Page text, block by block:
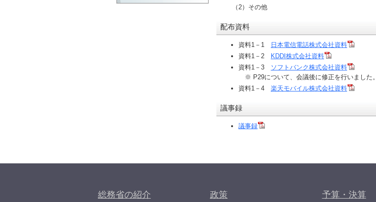
（2）その他
配布資料
資料1－1
日本電信電話株式会社資料
資料1－2
KDDI株式会社資料
資料1－3
ソフトバンク株式会社資料
※ P29について、会議後に修正を行いました。
資料1－4 楽天モバイル株式会社資料
議事録
議事録
総務省の紹介 政策 予算・決算